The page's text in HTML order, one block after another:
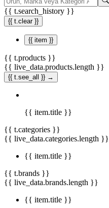
{{ t.search_history }}
{{ t.clear }}
{{ item }}
{{ t.products }}
{{ live_data.products.length }}
{{ t.see_all }} →
{{ item.title }}
{{ t.categories }}
{{ live_data.categories.length }}
{{ item.title }}
{{ t.brands }}
{{ live_data.brands.length }}
{{ item.title }}